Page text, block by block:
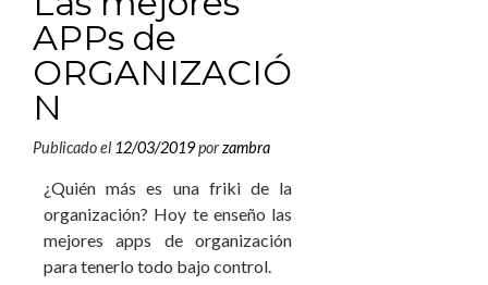
APPs de
ORGANIZACIÓ
N
Publicado el 12/03/2019porzambra
¿Quién más es una friki de la
organización? Hoy te enseño las
mejores apps de organización
para tenerlo todo bajo control.